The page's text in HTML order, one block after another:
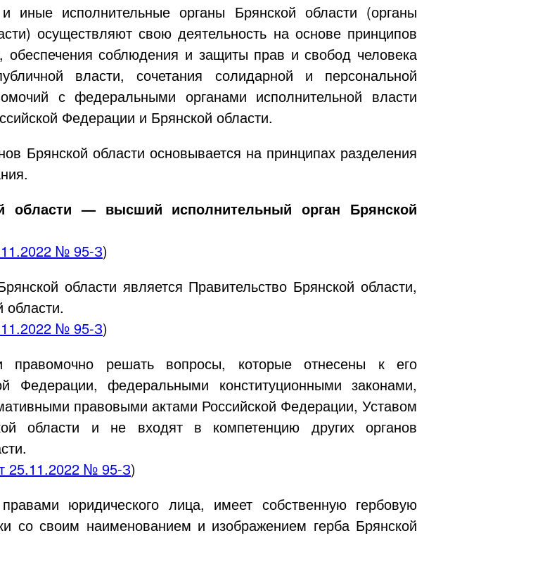
иные исполнительные органы Брянской области (органы
осуществляют свою деятельность на основе принципов
обеспечения соблюдения и защиты прав и свобод человека
власти, сочетания солидарной и персональной
с федеральными органами исполнительной власти
Федерации и Брянской области.
Брянской области основывается на принципах разделения
области — высший исполнительный орган Брянской
№ 95-З)
области является Правительство Брянской области,
области.
№ 95-З)
правомочно решать вопросы, которые отнесены к его
Федерации, федеральными конституционными законами,
правовыми актами Российской Федерации, Уставом
области и не входят в компетенцию других органов
25.11.2022 № 95-З)
юридического лица, имеет собственную гербовую
со своим наименованием и изображением герба Брянской